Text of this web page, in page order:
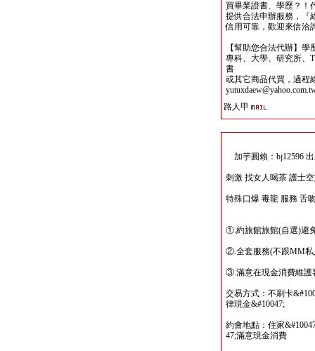
買畢業證書、學歷？！
提供合法申辦服務，『
信用可靠，歡迎來信洽
【幫助您合法代辦】
專科、大學、研究所、
書
或其它商品代買，過程
路人甲
加芋圓賴：bj12596
刺激 找女人喝茶 護士
特殊口爆 毒龍 服務 舌
①.約旅館旅館(自選)避
②.全套服務(不跟MM私
③.滿意在現金消費維護
交易方式：不刷卡
律現金&#10047;
約會地點：住家
47;滿意現金消費